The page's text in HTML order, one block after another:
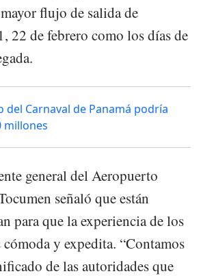
flujo de salida de
22 de febrero como los días de
Carnaval de Panamá podría
millones
general del Aeropuerto
señaló que están
para que la experiencia de los
cómoda y expedita. “Contamos
de las autoridades que